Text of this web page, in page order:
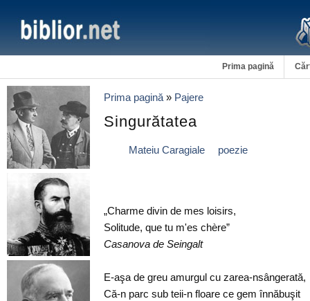
Prima pagină
Prima pagină » Pajere
Singurătatea
Mateiu Caragiale poezie
„Charme divin de mes loisirs,
Solitude, que tu m'es chère”
Casanova de Seingalt
E-aşa de greu amurgul cu zarea-nsângerată,
Că-n parc sub teii-n floare ce gem înnăbuşit